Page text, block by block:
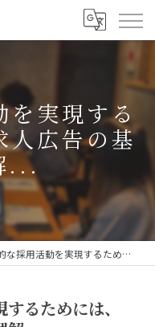
を実現する
人広告の基
...
活動を実現するためには、まず求人広告の基本を理解...
るためには、